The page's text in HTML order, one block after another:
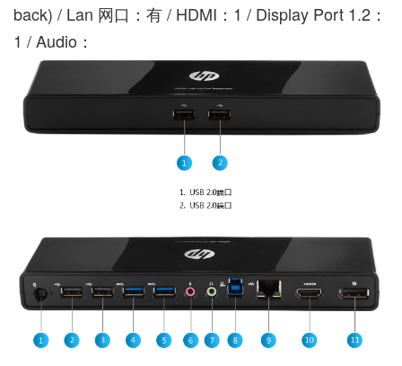
back) / Lan 网口：有 / HDMI：1 / Display Port 1.2：
1 / Audio：